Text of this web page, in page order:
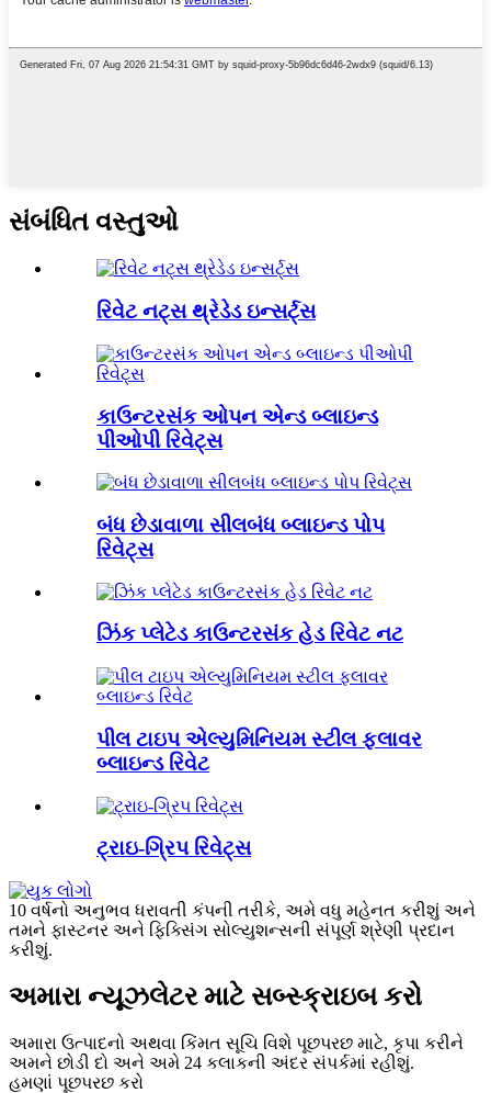
સંબંધિત વસ્તુઓ
રિવેટ નટ્સ થ્રેડેડ ઇન્સર્ટ્સ
કાઉન્ટરસંક ઓપન એન્ડ બ્લાઇન્ડ
પીઓપી રિવેટ્સ
બંધ છેડાવાળા સીલબંધ બ્લાઇન્ડ પોપ
રિવેટ્સ
ઝિંક પ્લેટેડ કાઉન્ટરસંક હેડ રિવેટ નટ
પીલ ટાઇપ એલ્યુમિનિયમ સ્ટીલ ફ્લાવર
બ્લાઇન્ડ રિવેટ
ટ્રાઇ-ગ્રિપ રિવેટ્સ
10 વર્ષનો અનુભવ ધરાવતી કંપની તરીકે, અમે વધુ મહેનત કરીશું અને
તમને ફાસ્ટનર અને ફિક્સિંગ સોલ્યુશન્સની સંપૂર્ણ શ્રેણી પ્રદાન
કરીશું.
અમારા ન્યૂઝલેટર માટે સબ્સ્ક્રાઇબ કરો
અમારા ઉત્પાદનો અથવા કિંમત સૂચિ વિશે પૂછપરછ માટે, કૃપા કરીને
અમને છોડી દો અને અમે 24 કલાકની અંદર સંપર્કમાં રહીશું.
હમણાં પૂછપરછ કરો